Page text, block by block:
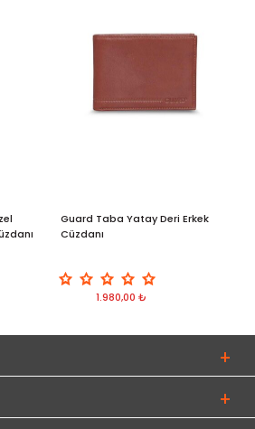
Guard Taba Yatay Deri Erkek
Cüzdanı
1.980,00 ₺